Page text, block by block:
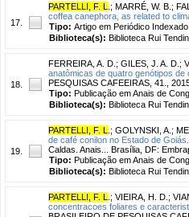
17.
PARTELLI, F. L ; MARRÉ, W. B. ;
coffea canephora, as related to
Tipo: Artigo em Periódico Indexado
Biblioteca(s): Biblioteca Rui
18.
FERREIRA, A. D. ; GILES, J. A. D. ;
anatômicas de quatro genótipos
PESQUISAS CAFEEIRAS, 41.,
Tipo: Publicação em Anais de
Biblioteca(s): Biblioteca Rui
19.
PARTELLI, F. L ; GOLYNSKI, A. ;
de café conilon no Estado de Goiás.
Caldas. Anais... Brasília, DF:
Tipo: Publicação em Anais de
Biblioteca(s): Biblioteca Rui
PARTELLI, F. L ; VIEIRA, H. D. ;
concentracoes foliares e